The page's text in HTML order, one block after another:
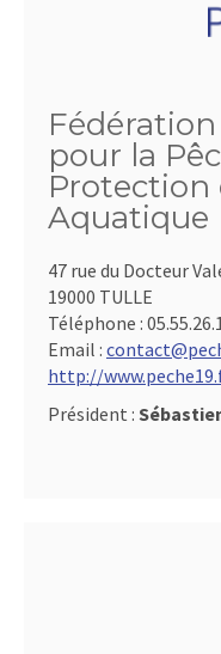
pour la
Protection
Aquatique
47 rue du Docteur
19000 TULLE
Téléphone :
Email :
http://
Président :